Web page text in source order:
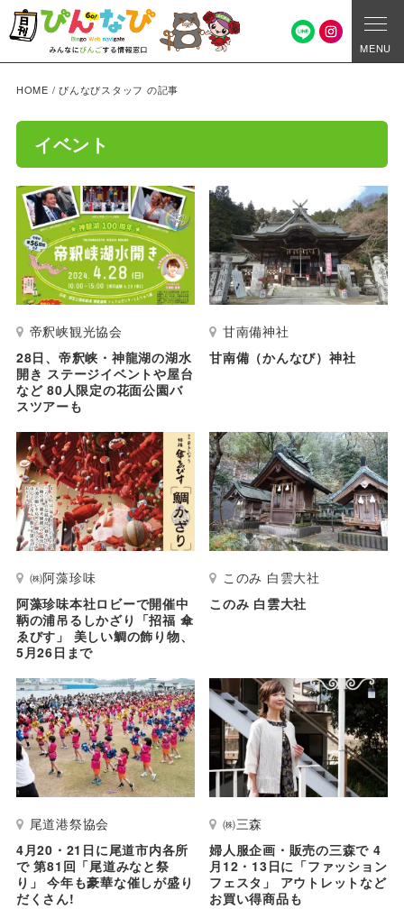
MENU
HOME /びんなびスタッフ の記事
イベント
帝釈峡観光協会
28日、帝釈峡・神龍湖の湖水
開き ステージイベントや屋台
など 80人限定の花面公園バ
スツアーも
甘南備神社
甘南備（かんなび）神社
㈱阿藻珍味
阿藻珍味本社ロビーで開催中
鞆の浦吊るしかざり「招福 傘
ゑびす」 美しい鯛の飾り物、
5月26日まで
このみ 白雲大社
このみ 白雲大社
尾道港祭協会
4月20・21日に尾道市内各所
で 第81回「尾道みなと祭
り」 今年も豪華な催しが盛り
だくさん!
㈱三森
婦人服企画・販売の三森で 4
月12・13日に「ファッション
フェスタ」 アウトレットなど
お買い得商品も